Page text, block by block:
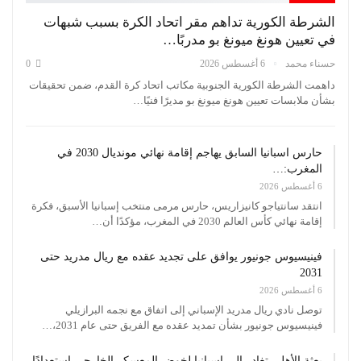
الشرطة الكورية تداهم مقر اتحاد الكرة بسبب شبهات
في تعيين هونغ ميونغ بو مدربًا…
حسناء محمد 6 أغسطس 2026
داهمت الشرطة الكورية الجنوبية مكاتب اتحاد كرة القدم، ضمن تحقيقات
بشأن ملابسات تعيين هونغ ميونغ بو مديرًا فنيًا…
حارس اسبانيا السابق يهاجم إقامة نهائي مونديال 2030 في
المغرب:…
6 أغسطس 2026
انتقد سانتياجو كانيزاريس، حارس مرمى منتخب إسبانيا الأسبق، فكرة
إقامة نهائي كأس العالم 2030 في المغرب، مؤكدًا أن…
فينيسيوس جونيور يوافق على تجديد عقده مع ريال مدريد حتى
2031
6 أغسطس 2026
توصل نادي ريال مدريد الإسباني إلى اتفاق مع نجمه البرازيلي
فينيسيوس جونيور بشأن تمديد عقده مع الفريق حتى عام 2031،…